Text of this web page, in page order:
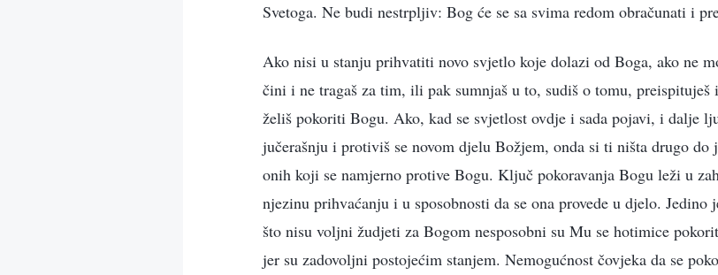
Svetoga. Ne budi nestrpljiv: Bog će se sa svima redom obračunati i
Ako nisi u stanju prihvatiti novo svjetlo koje dolazi od Boga, ako ne
čini i ne tragaš za tim, ili pak sumnjaš u to, sudiš o tomu, preispituješ
želiš pokoriti Bogu. Ako, kad se svjetlost ovdje i sada pojavi, i dalje
jučerašnju i protiviš se novom djelu Božjem, onda si ti ništa drugo do
onih koji se namjerno protive Bogu. Ključ pokoravanja Bogu leži u
njezinu prihvaćanju i u sposobnosti da se ona provede u djelo. Jedino
što nisu voljni žudjeti za Bogom nesposobni su Mu se hotimice
jer su zadovoljni postojećim stanjem. Nemogućnost čovjeka da se